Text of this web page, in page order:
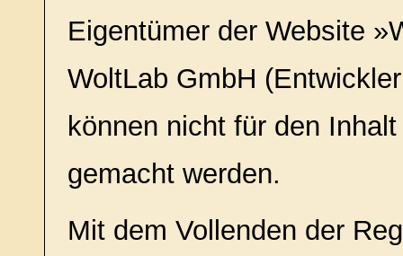
Eigentümer der Website
WoltLab GmbH
können nicht für den
gemacht werden.
Mit dem Vollenden der